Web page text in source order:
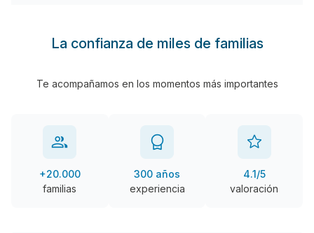
La confianza de miles de familias
Te acompañamos en los momentos más importantes
+20.000
familias
300 años
experiencia
4.1/5
valoración